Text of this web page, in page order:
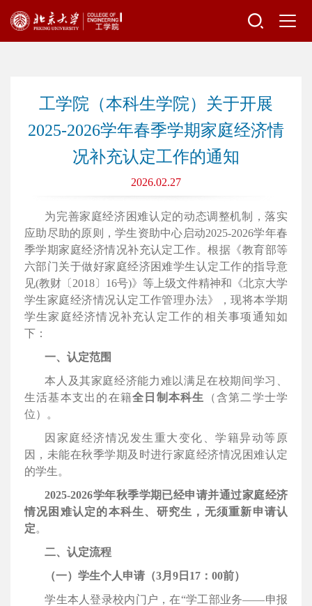
工学院（本科生学院）关于开展
2025-2026学年春季学期家庭经济情
况补充认定工作的通知
2026.02.27
为完善家庭经济困难认定的动态调整机制，落实
应助尽助的原则，学生资助中心启动2025-2026学年春
季学期家庭经济情况补充认定工作。根据《教育部等
六部门关于做好家庭经济困难学生认定工作的指导意
见(教财〔 2018〕 16号)》等上级文件精神和《北京大学
学生家庭经济情况认定工作管理办法》，现将本学期
学生家庭经济情况补充认定工作的相关事项通知如
下：
一、认定范围
本人及其家庭经济能力难以满足在校期间学习、
生活基本支出的在籍全日制本科生
（含第二学士学
位）。
因家庭经济情况发生重大变化、学籍异动等原
因，未能在秋季学期及时进行家庭经济情况困难认定
的学生。
2025-2026学年秋季学期已经申请并通过家庭经济
情况困难认定的本科生、研究生，无须重新申请认
定。
二、认定流程
（一）学生个人申请（3月9 日 17 ：00前）
学生本人登录校内门户，在“学工部业务——申报